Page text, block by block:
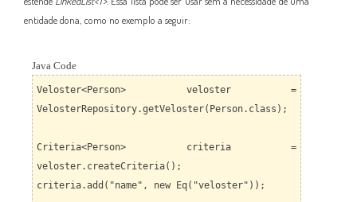
entidade dona, como no exemplo a seguir:
Java Code
Veloster<Person> veloster =
VelosterRepository.getVeloster(Person.class);
Criteria<Person> criteria =
veloster.createCriteria();
criteria.add("name", new Eq("veloster"));